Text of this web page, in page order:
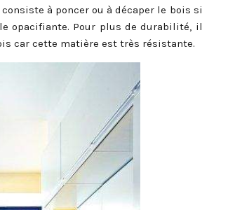
à poncer ou à décaper le bois si
opacifiante. Pour plus de durabilité, il
car cette matière est très résistante.